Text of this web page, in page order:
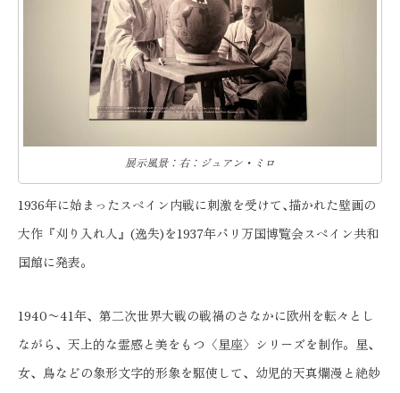
展示風景：右：ジュアン・ミロ
1936年に始まったスペイン内戦に刺激を受けて､描かれた壁画の
大作『刈り入れ人』(逸失)を1937年パリ万国博覧会スペイン共和
国館に発表。
1940〜41年、第二次世界大戦の戦禍のさなかに欧州を転々とし
ながら、天上的な霊感と美をもつ〈星座〉シリーズを制作。星、
女、鳥などの象形文字的形象を駆使して、幼児的天真爛漫と絶妙